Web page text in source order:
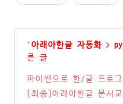
' 아래아한글 자동화 >
른 글
파이썬으로 한/글 프로
곽 보기" 상태인지 확인
[최종]아래아한글 문서